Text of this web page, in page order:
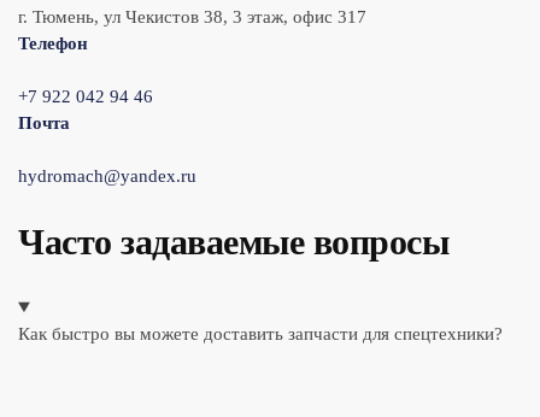
г. Тюмень, ул Чекистов 38, 3 этаж, офис 317
Телефон
+7 922 042 94 46
Почта
hydromach@yandex.ru
Часто задаваемые вопросы
Как быстро вы можете доставить запчасти для спецтехники?